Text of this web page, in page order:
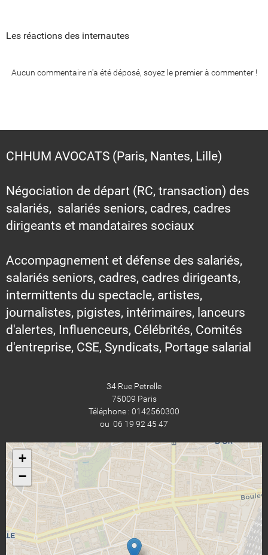
Les réactions des internautes
Aucun commentaire n'a été déposé, soyez le premier à commenter !
CHHUM AVOCATS (Paris, Nantes, Lille)
Négociation de départ (RC, transaction) des
salariés, salariés seniors, cadres, cadres
dirigeants et mandataires sociaux
Accompagnement et défense des salariés,
salariés seniors, cadres, cadres dirigeants,
intermittents du spectacle, artistes,
journalistes, pigistes, intérimaires, lanceurs
d'alertes, Influenceurs, Célébrités, Comités
d'entreprise, CSE, Syndicats, Portage salarial
34 Rue Petrelle
75009 Paris
Téléphone : 0142560300
ou 06 19 92 45 47
+
−